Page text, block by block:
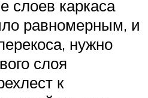
слоев каркаса
равномерным, и
нужно
слоя
к